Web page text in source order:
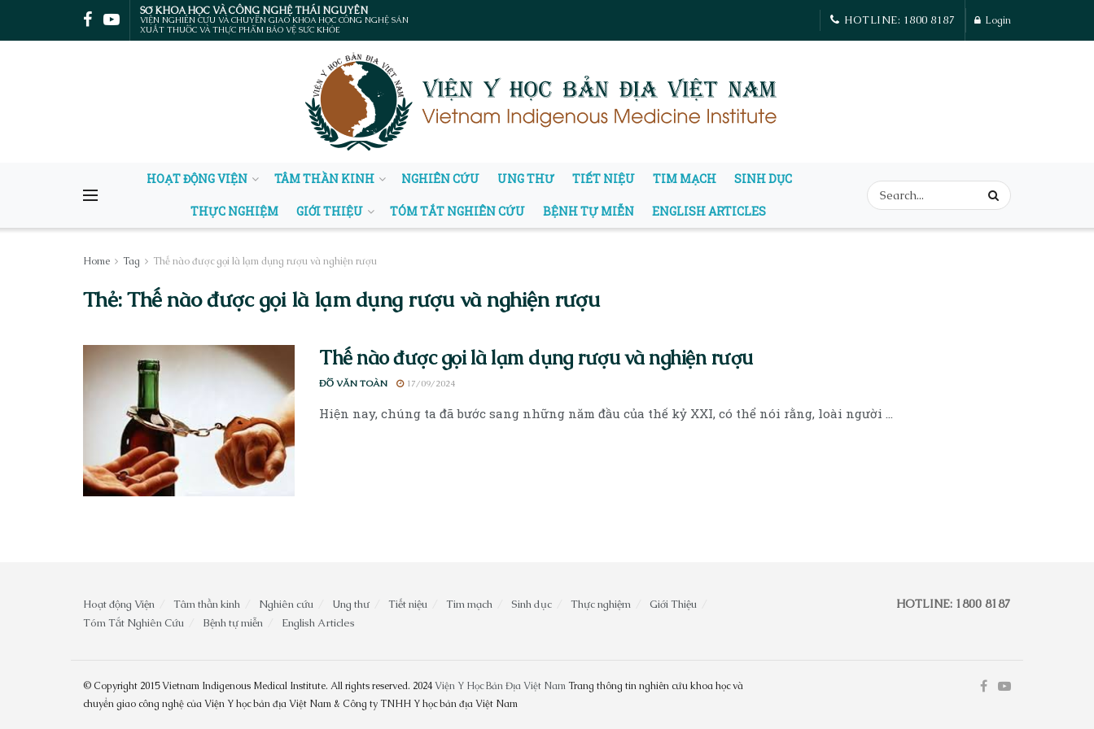
SỞ KHOA HỌC VÀ CÔNG NGHỆ THÁI NGUYÊN
VIỆN NGHIÊN CỨU VÀ CHUYỂN GIAO KHOA HỌC CÔNG NGHỆ SẢN
XUẤT THUỐC VÀ THỰC PHẨM BẢO VỆ SỨC KHỎE
HOTLINE: 1800 8187 Login
HOẠT ĐỘNG VIỆN TÂM THẦN KINH NGHIÊN CỨU UNG THƯ TIẾT NIỆU TIM MẠCH SINH DỤC
THỰC NGHIỆM GIỚI THIỆU TÓM TẮT NGHIÊN CỨU BỆNH TỰ MIỄN ENGLISH ARTICLES
Home Tag Thế nào được gọi là lạm dụng rượu và nghiện rượu
Thẻ:Thế nào được gọi là lạm dụng rượu và nghiện rượu
Thế nào được gọi là lạm dụng rượu và nghiện rượu
ĐỖ VĂN TOÀN 17/09/2024
Hiện nay, chúng ta đã bước sang những năm đầu của thế kỷ XXI, có thể nói rằng, loài người ...
Hoạt động Viện Tâm thần kinh Nghiên cứu Ung thư Tiết niệu Tim mạch Sinh dục Thực nghiệm
Giới Thiệu
Tóm Tắt Nghiên Cứu
Bệnh tự miễn English Articles
HOTLINE: 1800 8187
© Copyright 2015 Vietnam Indigenous Medical Institute. All rights reserved. 2024Viện Y Học Bản Địa Việt NamTrang thông tin nghiên cứu khoa học và
chuyển giao công nghệ của Viện Y học bản địa Việt Nam & Công ty TNHH Y học bản địa Việt Nam